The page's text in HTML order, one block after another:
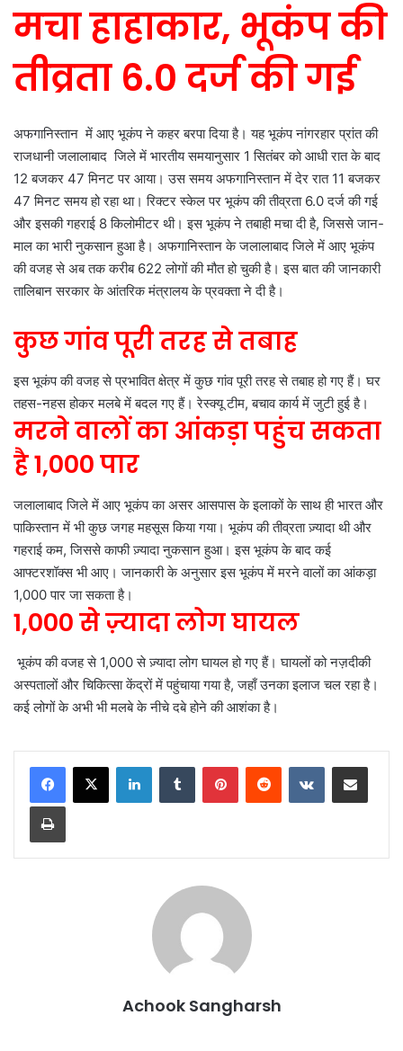
मचा हाहाकार, भूकंप की
तीव्रता 6.0 दर्ज की गई
अफगानिस्तान में आए भूकंप ने कहर बरपा दिया है। यह भूकंप नांगरहार प्रांत की
राजधानी जलालाबाद जिले में भारतीय समयानुसार 1 सितंबर को आधी रात के बाद
12 बजकर 47 मिनट पर आया। उस समय अफगानिस्तान में देर रात 11 बजकर
47 मिनट समय हो रहा था। रिक्टर स्केल पर भूकंप की तीव्रता 6.0 दर्ज की गई
और इसकी गहराई 8 किलोमीटर थी। इस भूकंप ने तबाही मचा दी है, जिससे जान-
माल का भारी नुकसान हुआ है। अफगानिस्तान के जलालाबाद जिले में आए भूकंप
की वजह से अब तक करीब 622 लोगों की मौत हो चुकी है। इस बात की जानकारी
तालिबान सरकार के आंतरिक मंत्रालय के प्रवक्ता ने दी है।
कुछ गांव पूरी तरह से तबाह
इस भूकंप की वजह से प्रभावित क्षेत्र में कुछ गांव पूरी तरह से तबाह हो गए हैं। घर
तहस-नहस होकर मलबे में बदल गए हैं। रेस्क्यू टीम, बचाव कार्य में जुटी हुई है।
मरने वालों का आंकड़ा पहुंच सकता
है 1,000 पार
जलालाबाद जिले में आए भूकंप का असर आसपास के इलाकों के साथ ही भारत और
पाकिस्तान में भी कुछ जगह महसूस किया गया। भूकंप की तीव्रता ज़्यादा थी और
गहराई कम, जिससे काफी ज़्यादा नुकसान हुआ। इस भूकंप के बाद कई
आफ्टरशॉक्स भी आए। जानकारी के अनुसार इस भूकंप में मरने वालों का आंकड़ा
1,000 पार जा सकता है।
1,000 से ज़्यादा लोग घायल
भूकंप की वजह से 1,000 से ज़्यादा लोग घायल हो गए हैं। घायलों को नज़दीकी
अस्पतालों और चिकित्सा केंद्रों में पहुंचाया गया है, जहाँ उनका इलाज चल रहा है।
कई लोगों के अभी भी मलबे के नीचे दबे होने की आशंका है।
LinkedInTumblr PinterestReddit VKontakteShare via Email
Print
Achook Sangharsh